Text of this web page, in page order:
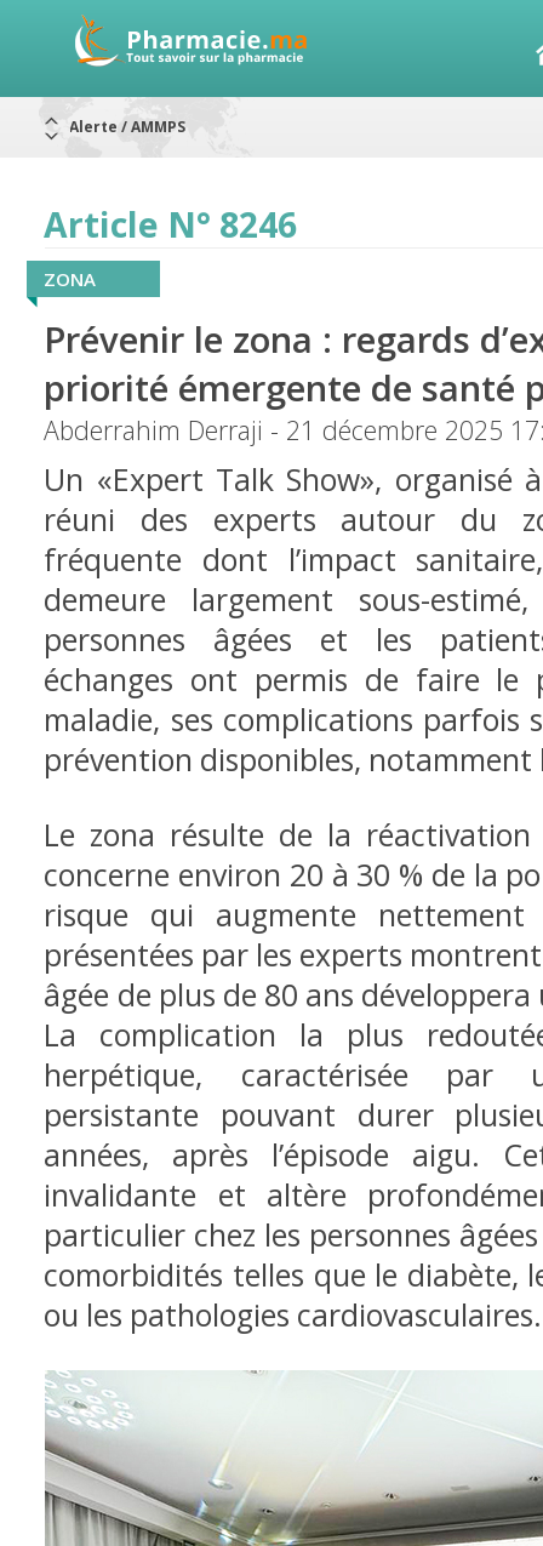
Alerte / AMMPS
RAPPELS DE LOTS
Rappel de lots : ANTITOXINE TÉTANIQUE 1500.
Article N° 8246
ZONA
Prévenir le zona : regards
priorité émergente de santé
Abderrahim Derraji - 21 décembre 2025
Un «Expert Talk Show», organisé
réuni des experts autour du
fréquente dont l’impact
demeure largement sous-
personnes âgées et les
échanges ont permis de faire le
maladie, ses complications parfois
prévention disponibles, notamment
Le zona résulte de la
concerne environ 20 à 30 % de la
risque qui augmente nettement
présentées par les experts
âgée de plus de 80 ans
La complication la plus
herpétique, caractérisée par
persistante pouvant durer
années, après l’épisode aigu.
invalidante et altère
particulier chez les personnes
comorbidités telles que le diabète,
ou les pathologies cardiovasculaires.